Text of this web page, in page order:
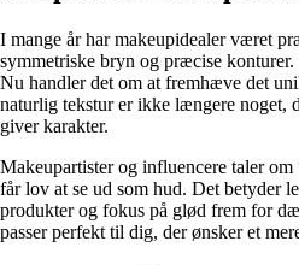
I mange år har makeupidealer været
symmetriske bryn og præcise
Nu handler det om at fremhæve det
naturlig tekstur er ikke længere noget,
giver karakter.
Makeupartister og influencere taler
får lov at se ud som hud. Det betyder
produkter og fokus på glød frem for
passer perfekt til dig, der ønsker et